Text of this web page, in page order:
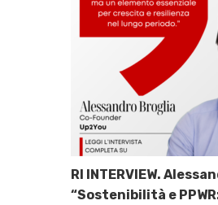
RI INTERVIEW.
“Sostenibilità e